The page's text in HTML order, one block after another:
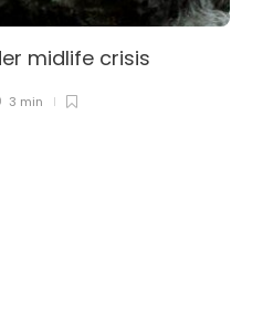
midlife crisis
3 min